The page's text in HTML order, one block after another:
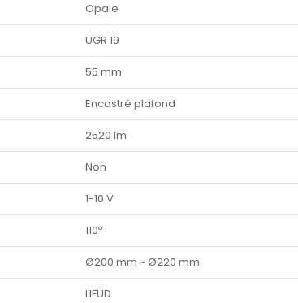
Opale
UGR 19
55 mm
Encastré plafond
2520 lm
Non
1-10 V
110º
Ø200 mm ~ Ø220 mm
LIFUD